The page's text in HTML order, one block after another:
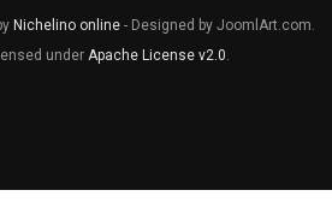
Nichelino online - Designed by JoomlArt.com.
under Apache License v2.0.